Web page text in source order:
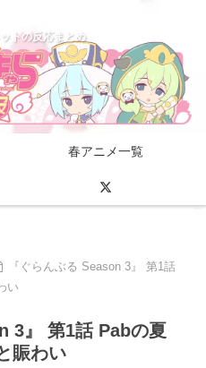
トの反応まとめ
春アニメ一覧
『ぐらんぶる Season 3』 第1話
い
3』 第1話 Pabの夏
賑わい